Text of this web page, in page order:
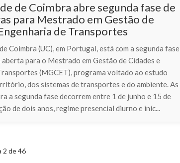
de Coimbra abre segunda fase de
para Mestrado em Gestão de
de Transportes
Coimbra (UC), em Portugal, está com a segunda fase
para o Mestrado em Gestão de Cidades e
(MGCET), programa voltado ao estudo
dos sistemas de transportes e do ambiente. As
a segunda fase decorrem entre 1 de junho e 15 de
de dois anos, regime presencial diurno e iníc...
2 de 46